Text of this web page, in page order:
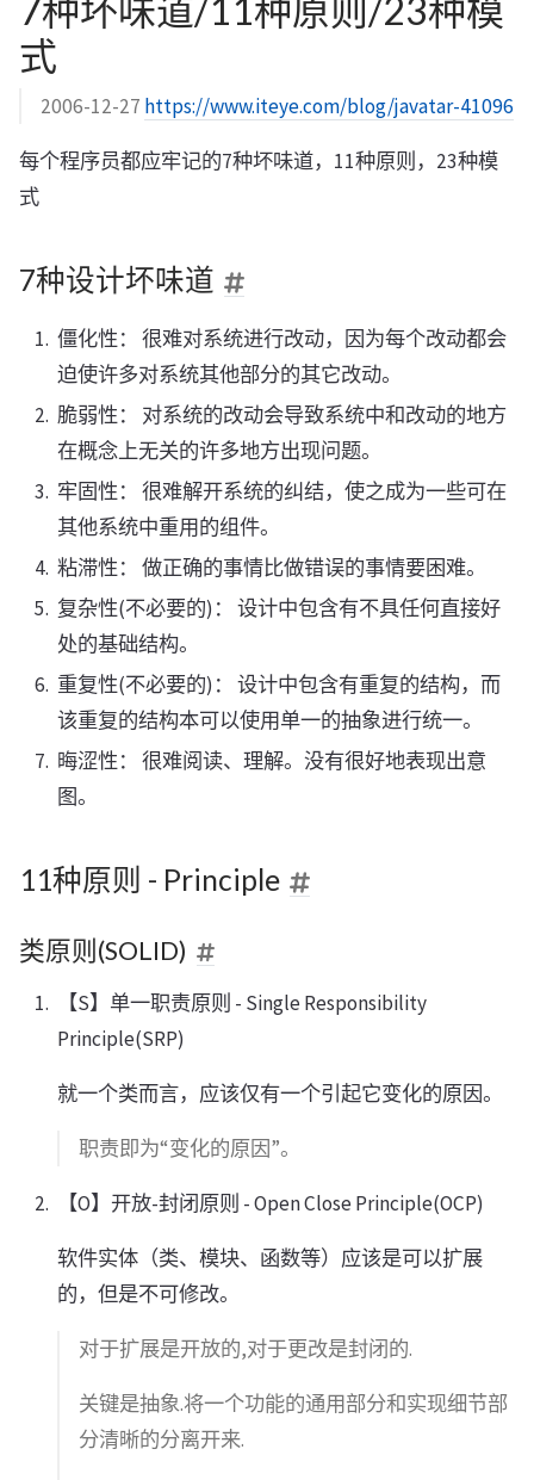
7种坏味道/11种原则/23种模
式
2006-12-27 https://www.iteye.com/blog/javatar-41096
每个程序员都应牢记的7种坏味道，11种原则，23种模
式
7种设计坏味道
僵化性： 很难对系统进行改动，因为每个改动都会
迫使许多对系统其他部分的其它改动。
脆弱性： 对系统的改动会导致系统中和改动的地方
在概念上无关的许多地方出现问题。
牢固性： 很难解开系统的纠结，使之成为一些可在
其他系统中重用的组件。
粘滞性： 做正确的事情比做错误的事情要困难。
复杂性(不必要的)： 设计中包含有不具任何直接好
处的基础结构。
重复性(不必要的)： 设计中包含有重复的结构，而
该重复的结构本可以使用单一的抽象进行统一。
晦涩性： 很难阅读、理解。没有很好地表现出意
图。
11种原则 - Principle
类原则(SOLID)
【S】单一职责原则 - Single Responsibility
Principle(SRP)
就一个类而言，应该仅有一个引起它变化的原因。
职责即为“变化的原因”。
【O】开放-封闭原则 - Open Close Principle(OCP)
软件实体（类、模块、函数等）应该是可以扩展
的，但是不可修改。
对于扩展是开放的,对于更改是封闭的.
关键是抽象.将一个功能的通用部分和实现细节部
分清晰的分离开来.